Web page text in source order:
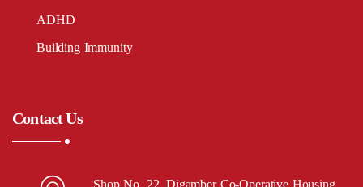
ADHD
Building Immunity
Contact Us
Shop No. 22, Digamber Co-Operative Housing